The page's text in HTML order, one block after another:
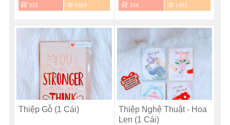
333 1604 334 1491
Thiệp Gỗ (1 Cái)
Thiệp Nghệ Thuật - Hoa
Len (1 Cái)